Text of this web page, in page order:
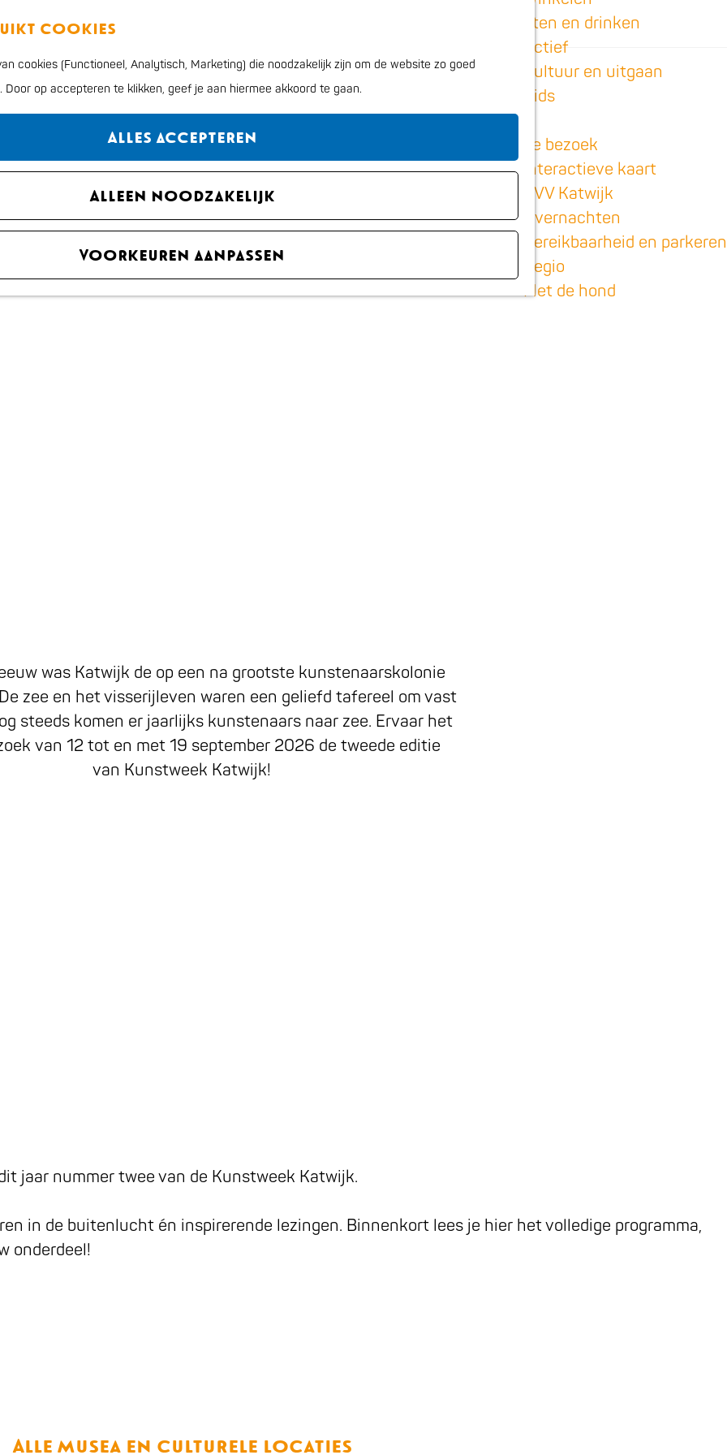
cookies
cookies (Functioneel, Analytisch, Marketing) die noodzakelijk zijn om de website zo goed
op accepteren te klikken, geef je aan hiermee akkoord te gaan.
Alles accepteren
Alleen noodzakelijk
Voorkeuren aanpassen
a
t
e
e u
Eten en drinken
Actief
Cultuur en uitgaan
Kids
Plan je bezoek
Interactieve kaart
VVV Katwijk
Overnachten
Bereikbaarheid en parkeren
Regio
Met de hond
was Katwijk de op een na grootste kunstenaarskolonie
zee en het visserijleven waren een geliefd tafereel om vast
steeds komen er jaarlijks kunstenaars naar zee. Ervaar het
van 12 tot en met 19 september 2026 de tweede editie
van Kunstweek Katwijk!
jaar nummer twee van de Kunstweek Katwijk.
in de buitenlucht én inspirerende lezingen. Binnenkort lees je hier het volledige programma,
onderdeel!
Alle musea en culturele locaties